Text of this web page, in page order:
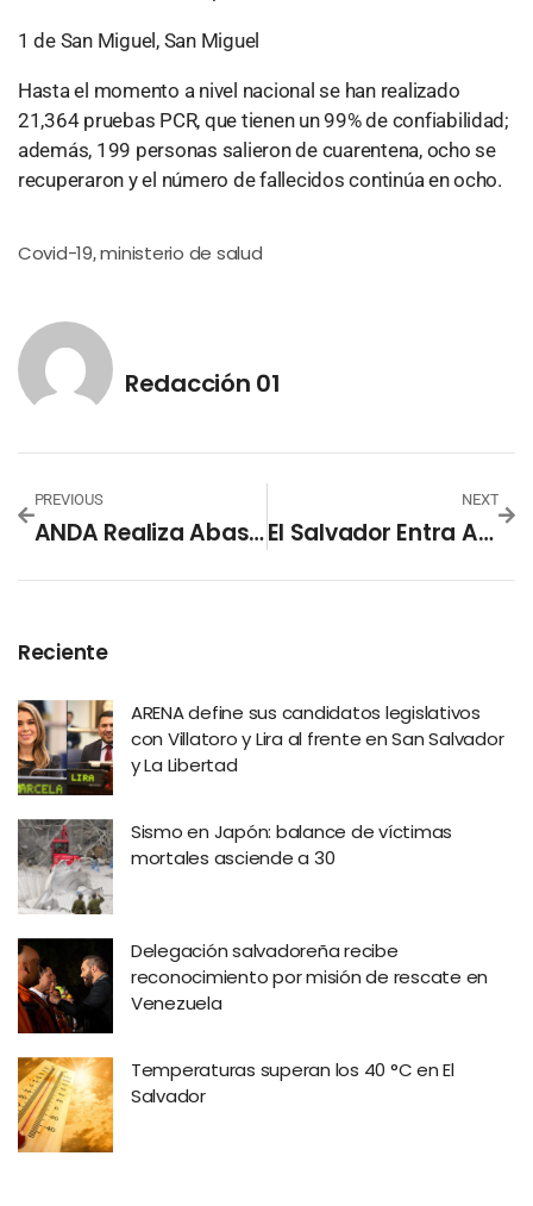
1 de San Miguel, San Miguel
Hasta el momento a nivel nacional se han realizado
21,364 pruebas PCR, que tienen un 99% de confiabilidad;
además, 199 personas salieron de cuarentena, ocho se
recuperaron y el número de fallecidos continúa en ocho.
Covid-19,ministerio de salud
Redacción 01
PREVIOUS
ANDA Realiza Abastecimiento Domiciliar
NEXT
El Salvador Entra A Fase Crítica De Contagios Y Extiende Cuarentena
Reciente
ARENA define sus candidatos legislativos
con Villatoro y Lira al frente en San Salvador
y La Libertad
Sismo en Japón: balance de víctimas
mortales asciende a 30
Delegación salvadoreña recibe
reconocimiento por misión de rescate en
Venezuela
Temperaturas superan los 40 °C en El
Salvador